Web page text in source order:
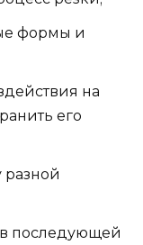
формы и
на
его
разной
в последующей